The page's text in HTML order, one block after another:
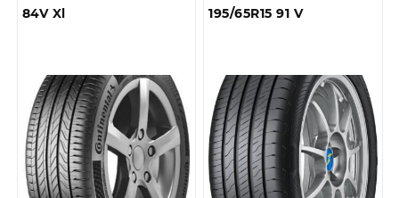
84V Xl
195/65R15 91 V